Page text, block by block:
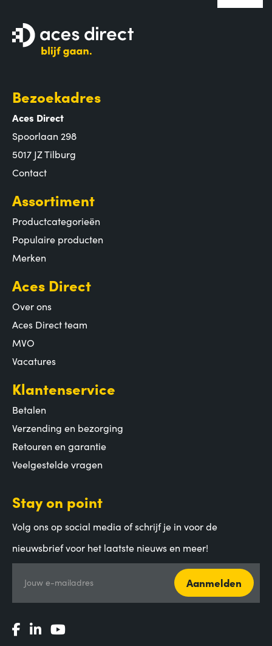
Bezoekadres
Aces Direct
Spoorlaan 298
5017 JZ Tilburg
Contact
Assortiment
Productcategorieën
Populaire producten
Merken
Aces Direct
Over ons
Aces Direct team
MVO
Vacatures
Klantenservice
Betalen
Verzending en bezorging
Retouren en garantie
Veelgestelde vragen
Stay on point
Volg ons op social media of schrijf je in voor de
nieuwsbrief voor het laatste nieuws en meer!
Jouw e-mailadres Aanmelden